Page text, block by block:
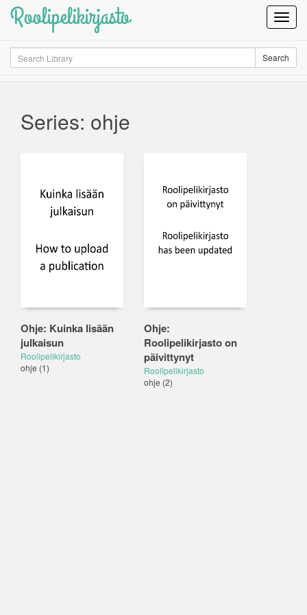
Roolipelikirjasto
Search Search
Series: ohje
Ohje: Kuinka lisään
julkaisun
Roolipelikirjasto
ohje (1)
Ohje:
Roolipelikirjasto on
päivittynyt
Roolipelikirjasto
ohje (2)